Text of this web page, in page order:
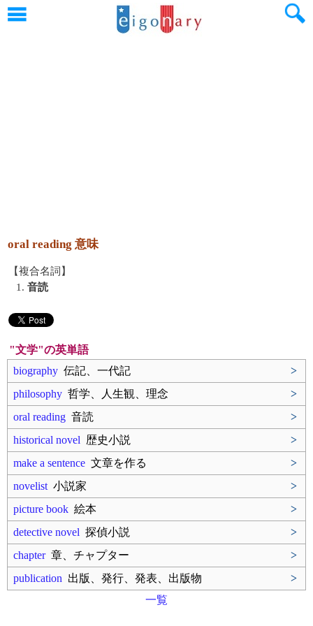
oral reading 意味
【複合名詞】
1. 音読
"文学"の英単語
biography 伝記、一代記
>
philosophy 哲学、人生観、理念
>
oral reading 音読
>
historical novel 歴史小説
>
make a sentence 文章を作る
>
novelist 小説家
>
picture book 絵本
>
detective novel 探偵小説
>
chapter章、チャプター
>
publication 出版、発行、発表、出版物
>
一覧